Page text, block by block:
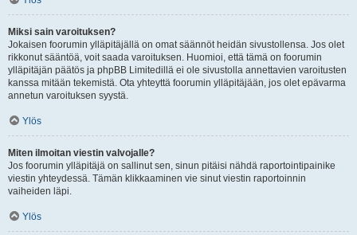
Miksi sain varoituksen?
Jokaisen foorumin ylläpitäjällä on omat säännöt heidän sivustollensa. Jos olet
rikkonut sääntöä, voit saada varoituksen. Huomioi, että tämä on foorumin
ylläpitäjän päätös ja phpBB Limitedillä ei ole sivustolla annettavien varoitusten
kanssa mitään tekemistä. Ota yhteyttä foorumin ylläpitäjään, jos olet epävarma
annetun varoituksen syystä.
Ylös
Miten ilmoitan viestin valvojalle?
Jos foorumin ylläpitäjä on sallinut sen, sinun pitäisi nähdä raportointipainike
viestin yhteydessä. Tämän klikkaaminen vie sinut viestin raportoinnin
vaiheiden läpi.
Ylös